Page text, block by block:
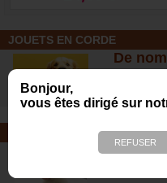
Bonjour,
vous êtes dirigé sur
JOUETS EN CORDE
De
des
SOINS ET SHAMPOOING
Tout